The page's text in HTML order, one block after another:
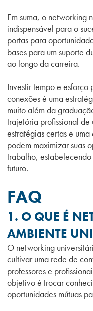
Em suma, o networking
indispensável para o
portas para
bases para um suporte
ao longo da carreira.
Investir tempo e esforço
conexões é uma
muito além da
trajetória profissional de
estratégias certas e
podem maximizar suas
trabalho,
futuro.
FAQ
1. O QUE É
AMBIENTE
O networking
cultivar uma rede de
professores e
objetivo é trocar
oportunidades mútuas